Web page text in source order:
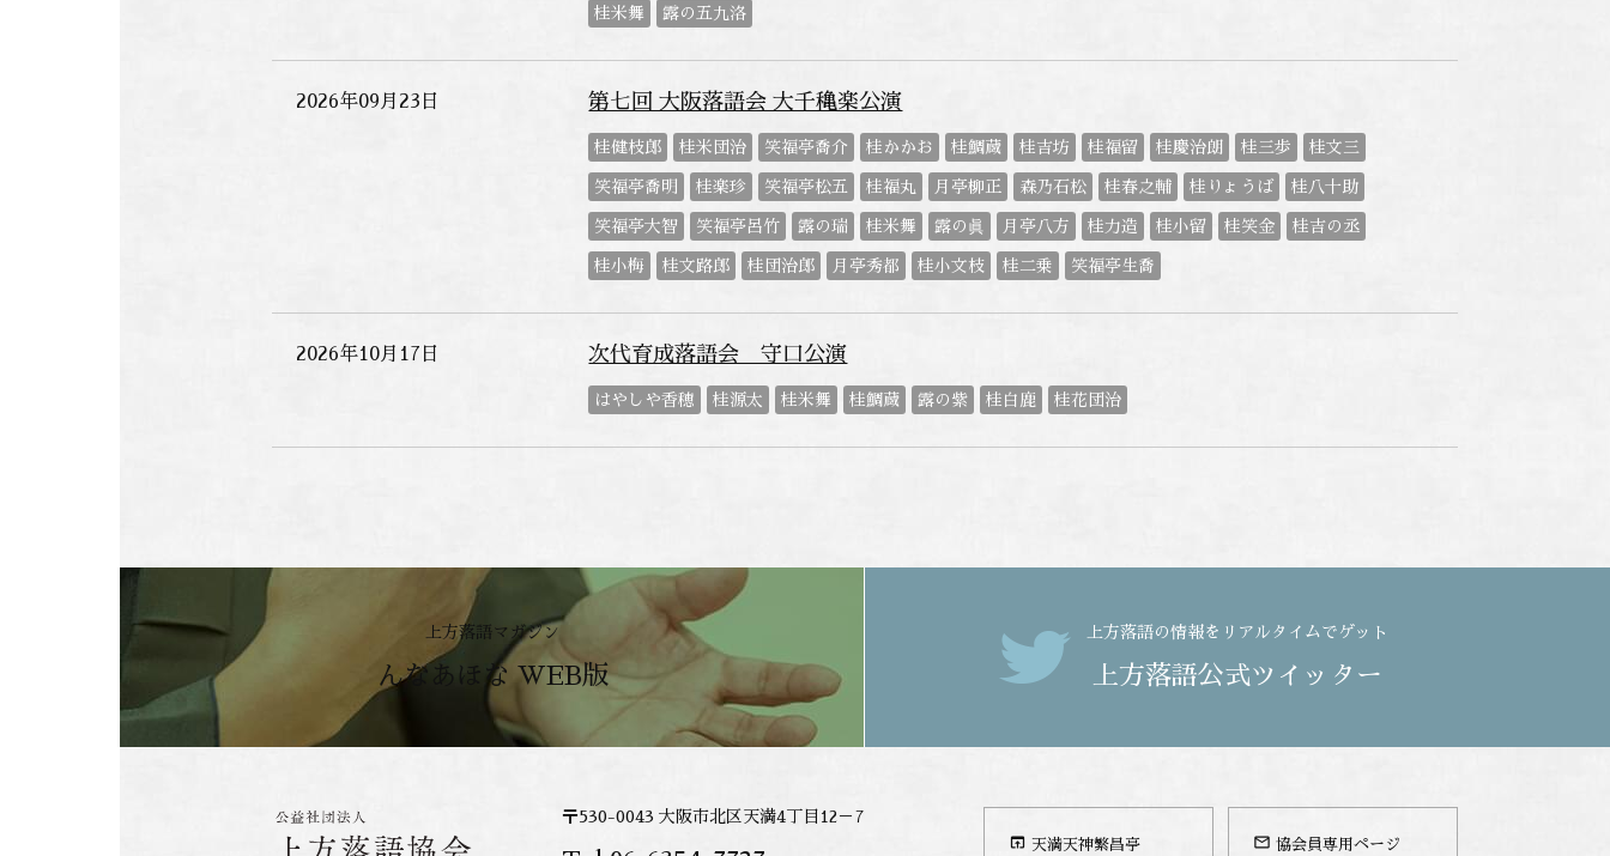
桂米舞 露の五九洛
2026年09月23日 第七回 大阪落語会 大千穐楽公演
桂健枝郎 桂米団治 笑福亭喬介 桂かかお 桂鯛蔵 桂吉坊 桂福留 桂慶治朗 桂三歩 桂文三
笑福亭喬明 桂楽珍 笑福亭松五 桂福丸 月亭柳正 森乃石松 桂春之輔 桂りょうば 桂八十助
笑福亭大智 笑福亭呂竹 露の瑞 桂米舞 露の眞 月亭八方 桂力造 桂小留 桂笑金 桂吉の丞
桂小梅 桂文路郎 桂団治郎 月亭秀都 桂小文枝 桂二乗 笑福亭生喬
2026年10月17日 次代育成落語会 守口公演
はやしや香穂 桂源太 桂米舞 桂鯛蔵 露の紫 桂白鹿 桂花団治
上方落語マガジン
んなあほな WEB版
上方落語の情報をリアルタイムでゲット
上方落語公式ツイッター
〒530-0043 大阪市北区天満4丁目12－7
open_in_browser 天満天神繁昌亭 mail_outline 協会員専用ページ